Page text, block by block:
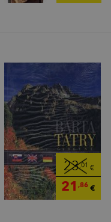
23,01 €
21 ,86€